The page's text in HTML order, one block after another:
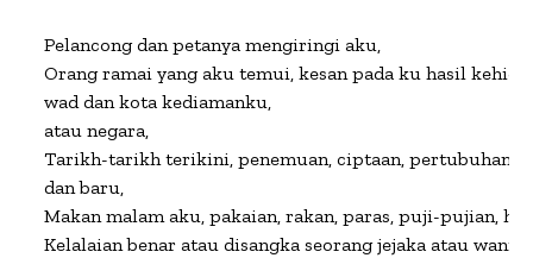
Pelancong dan petanya mengiringi aku,
Orang ramai yang aku temui, kesan pada ku hasil
wad dan kota kediamanku,
atau negara,
Tarikh-tarikh terikini, penemuan, ciptaan, pertubuhan,
dan baru,
Makan malam aku, pakaian, rakan, paras, puji-pujian,
Kelalaian benar atau disangka seorang jejaka atau